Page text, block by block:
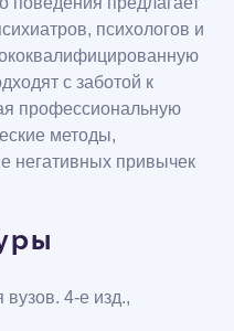
психологов и
с заботой к
профессиональную
методы,
негативных привычек
4-е изд.,